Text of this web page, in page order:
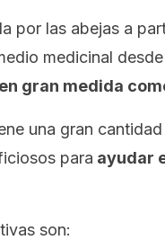
por las abejas a
medicinal
gran medida
una gran
para ayudar
son: